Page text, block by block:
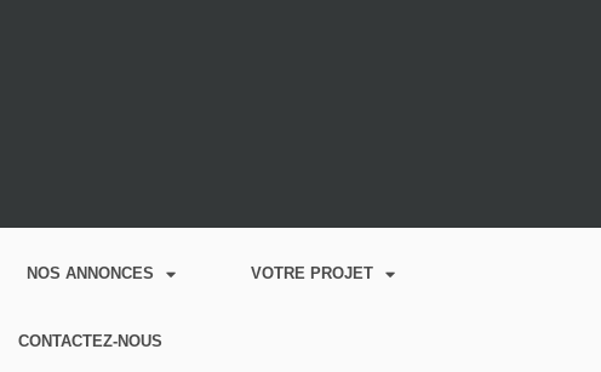
NOS ANNONCES VOTRE PROJET
CONTACTEZ-NOUS